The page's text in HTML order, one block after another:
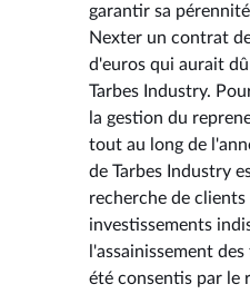
garantir sa
Nexter un contrat
d'euros qui aurait
Tarbes Industry.
la gestion du
tout au long de
de Tarbes Industry
recherche de
investissements
l'assainissement
été consentis par le